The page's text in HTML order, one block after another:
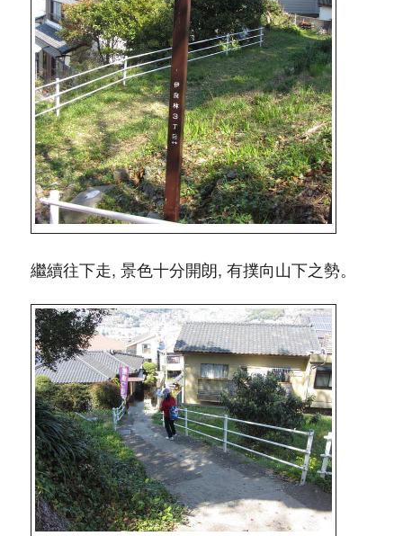
繼續往下走, 景色十分開朗, 有撲向山下之勢。